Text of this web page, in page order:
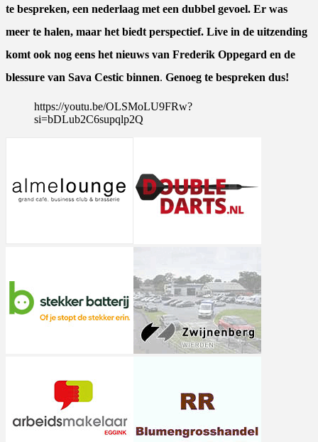
te bespreken, een nederlaag met een dubbel gevoel. Er was
meer te halen, maar het biedt perspectief. Live in de uitzending
komt ook nog eens het nieuws van Frederik Oppegard en de
blessure van Sava Cestic binnen. Genoeg te bespreken dus!
https://youtu.be/OLSMoLU9FRw?
si=bDLub2C6supqlp2Q